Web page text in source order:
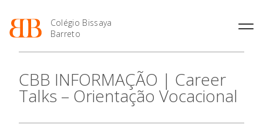
Colégio Bissaya
Barreto
Projeto Educativo
Organização
Enriquecimento Curricular
Oferta Curricular
Profissionais
Matrículas
2027
Calendários
CBB INFORMAÇÃO | Career
Talks – Orientação Vocacional